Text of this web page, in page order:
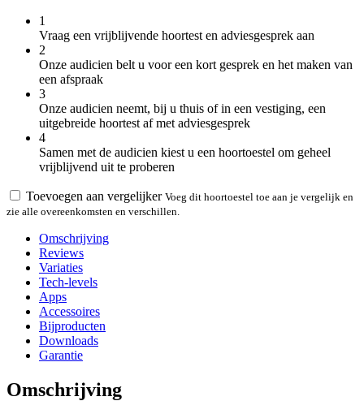
1
Vraag een vrijblijvende hoortest en adviesgesprek aan
2
Onze audicien belt u voor een kort gesprek en het maken van
een afspraak
3
Onze audicien neemt, bij u thuis of in een vestiging, een
uitgebreide hoortest af met adviesgesprek
4
Samen met de audicien kiest u een hoortoestel om geheel
vrijblijvend uit te proberen
Toevoegen aan vergelijker Voeg dit hoortoestel toe aan je vergelijk en
zie alle overeenkomsten en verschillen.
Omschrijving
Reviews
Variaties
Tech-levels
Apps
Accessoires
Bijproducten
Downloads
Garantie
Omschrijving